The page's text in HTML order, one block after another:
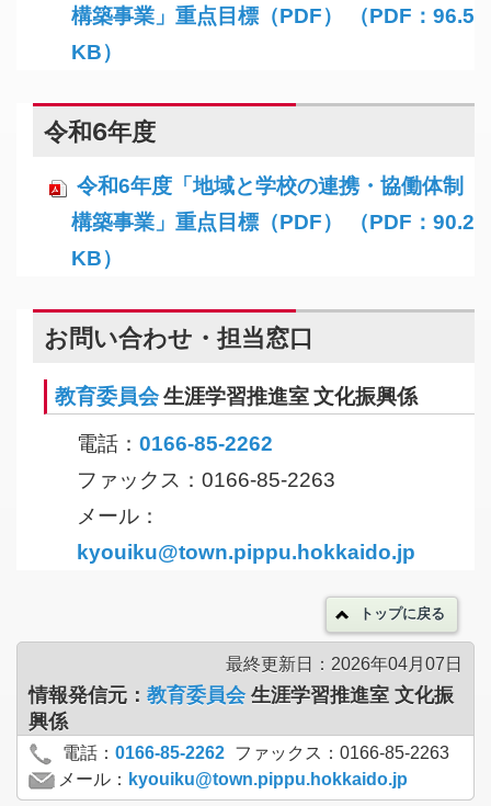
構築事業」重点目標（PDF） （PDF：96.5
KB）
令和6年度
令和6年度「地域と学校の連携・協働体制
構築事業」重点目標（PDF） （PDF：90.2
KB）
お問い合わせ・担当窓口
教育委員会生涯学習推進室 文化振興係
電話： 0166-85-2262
ファックス：0166-85-2263
メール：
kyouiku@town.pippu.hokkaido.jp
トップに戻る
最終更新日：2026年04月07日
情報発信元： 教育委員会 生涯学習推進室 文化振
興係
電話： 0166-85-2262 ファックス：0166-85-2263
メール： kyouiku@town.pippu.hokkaido.jp